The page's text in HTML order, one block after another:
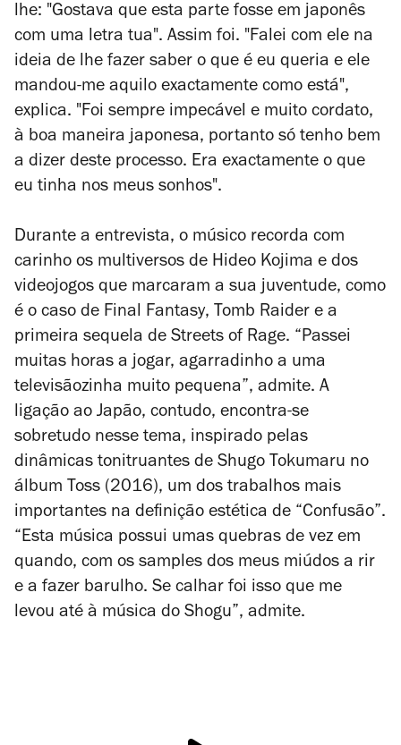
lhe: "Gostava que esta parte fosse em japonês
com uma letra tua". Assim foi. "Falei com ele na
ideia de lhe fazer saber o que é eu queria e ele
mandou-me aquilo exactamente como está",
explica. "Foi sempre impecável e muito cordato,
à boa maneira japonesa, portanto só tenho bem
a dizer deste processo. Era exactamente o que
eu tinha nos meus sonhos".
Durante a entrevista, o músico recorda com
carinho os multiversos de Hideo Kojima e dos
videojogos que marcaram a sua juventude, como
é o caso de Final Fantasy, Tomb Raider e a
primeira sequela de Streets of Rage. “Passei
muitas horas a jogar, agarradinho a uma
televisãozinha muito pequena”, admite. A
ligação ao Japão, contudo, encontra-se
sobretudo nesse tema, inspirado pelas
dinâmicas tonitruantes de Shugo Tokumaru no
álbum Toss (2016), um dos trabalhos mais
importantes na definição estética de “Confusão”.
“Esta música possui umas quebras de vez em
quando, com os samples dos meus miúdos a rir
e a fazer barulho. Se calhar foi isso que me
levou até à música do Shogu”, admite.